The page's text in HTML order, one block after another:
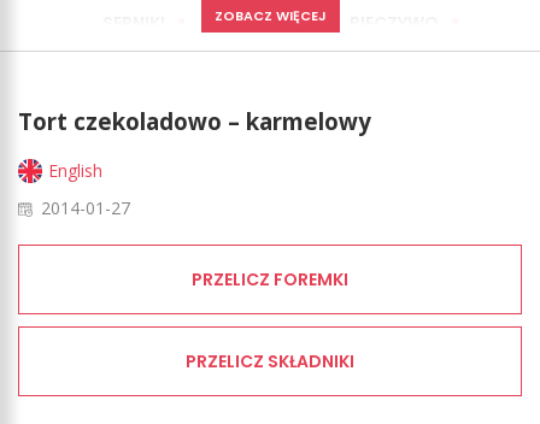
MINI WYPIEKI
LŻEJSZE / ZDROWSZE INNE
ZOBACZ WIĘCEJ
Tort czekoladowo – karmelowy
English
2014-01-27
PRZELICZ FOREMKI
PRZELICZ SKŁADNIKI